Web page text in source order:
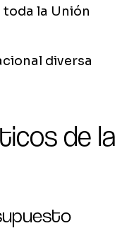
la Unión
diversa
de la